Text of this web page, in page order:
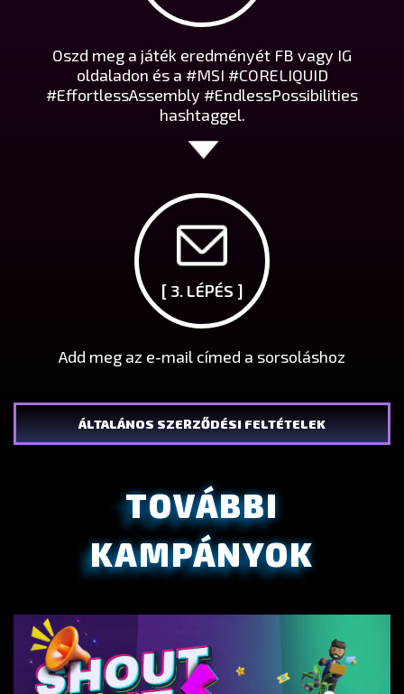
Oszd meg a játék eredményét FB vagy IG
oldaladon és a #MSI #CORELIQUID
#EffortlessAssembly #EndlessPossibilities
hashtaggel.
[ 3. LÉPÉS ]
Add meg az e-mail címed a sorsoláshoz
ÁLTALÁNOS SZERZŐDÉSI FELTÉTELEK
TOVÁBBI
KAMPÁNYOK